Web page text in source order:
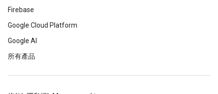
Firebase
Google Cloud Platform
Google AI
所有產品